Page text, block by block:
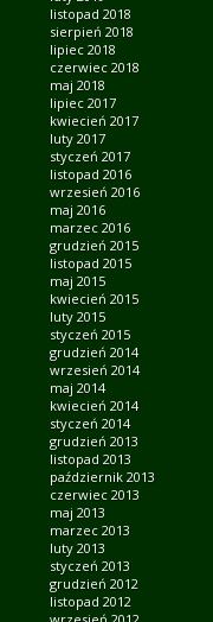
listopad 2018
sierpień 2018
lipiec 2018
czerwiec 2018
maj 2018
lipiec 2017
kwiecień 2017
luty 2017
styczeń 2017
listopad 2016
wrzesień 2016
maj 2016
marzec 2016
grudzień 2015
listopad 2015
maj 2015
kwiecień 2015
luty 2015
styczeń 2015
grudzień 2014
wrzesień 2014
maj 2014
kwiecień 2014
styczeń 2014
grudzień 2013
listopad 2013
październik 2013
czerwiec 2013
maj 2013
marzec 2013
luty 2013
styczeń 2013
grudzień 2012
listopad 2012